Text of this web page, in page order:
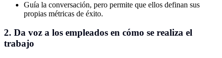
Guía la conversación, pero permite que ellos definan sus
propias métricas de éxito.
2. Da voz a los empleados en cómo se realiza el
trabajo